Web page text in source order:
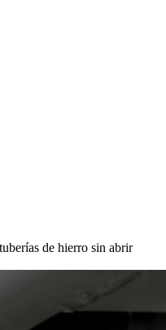
de hierro sin abrir